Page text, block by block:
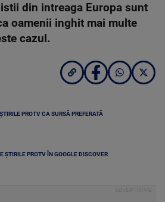
din intreaga Europa sunt
oamenii inghit mai multe
cazul.
PROTV CA SURSĂ PREFERATĂ
ȘTIRILE PROTV ÎN GOOGLE DISCOVER